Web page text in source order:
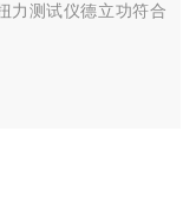
力测试仪德立功符合